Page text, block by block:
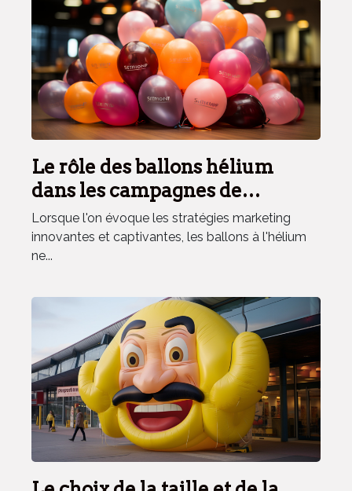
Le rôle des ballons hélium
dans les campagnes de
lancement de startups.
Lorsque l'on évoque les stratégies marketing
innovantes et captivantes, les ballons à l'hélium
ne...